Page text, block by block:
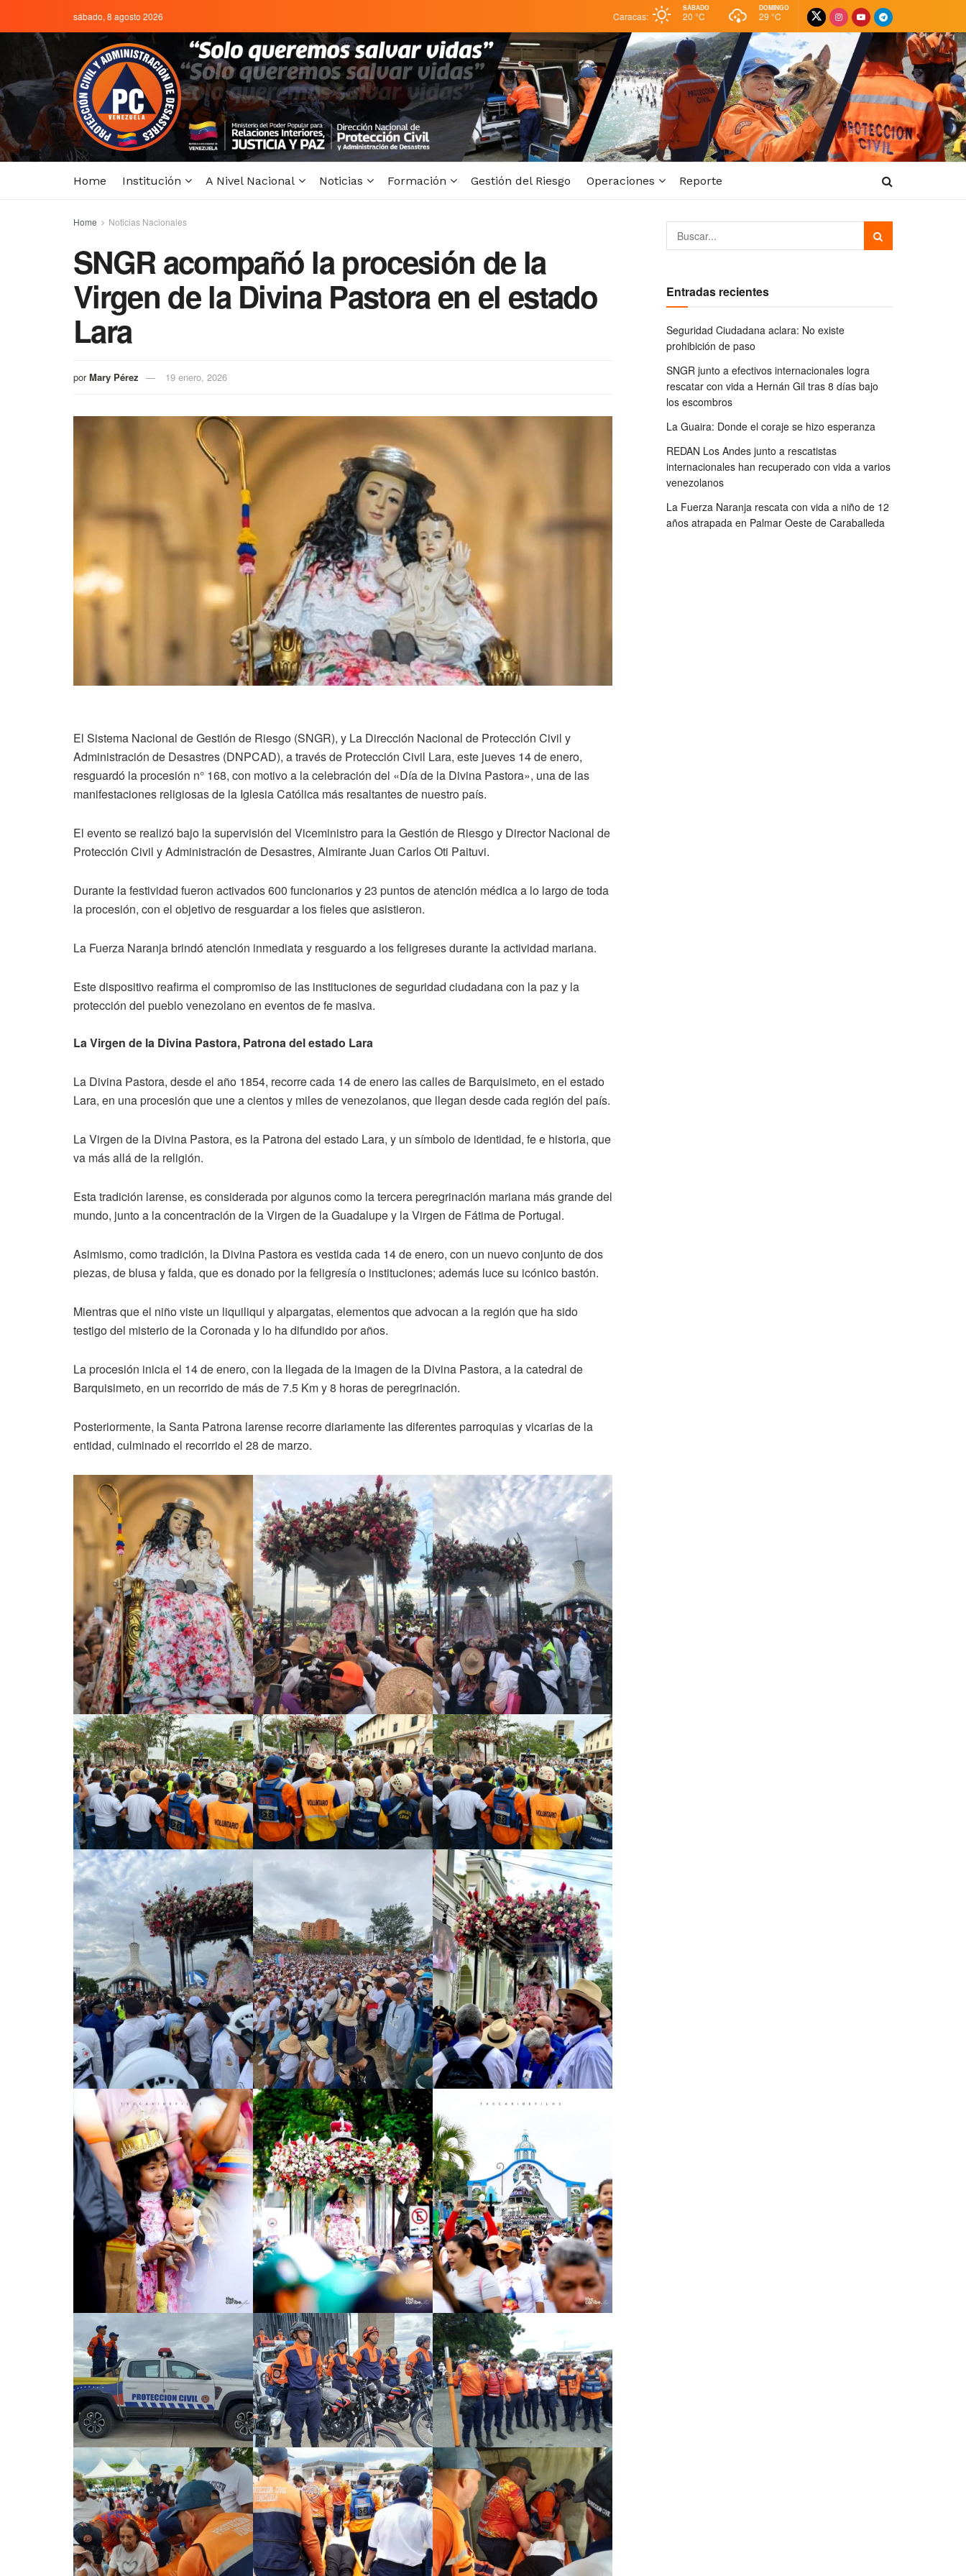
sábado, 8 agosto 2026 Caracas:
SÁBADO
20 °C
DOMINGO
29 °C
Home Institución A Nivel Nacional Noticias Formación Gestión del Riesgo Operaciones Reporte
Home Noticias Nacionales
SNGR acompañó la procesión de la
Virgen de la Divina Pastora en el estado
Lara
por Mary Pérez 19 enero, 2026
El Sistema Nacional de Gestión de Riesgo (SNGR), y La Dirección Nacional de Protección Civil y
Administración de Desastres (DNPCAD), a través de Protección Civil Lara, este jueves 14 de enero,
resguardó la procesión n° 168, con motivo a la celebración del «Día de la Divina Pastora», una de las
manifestaciones religiosas de la Iglesia Católica más resaltantes de nuestro país.
El evento se realizó bajo la supervisión del Viceministro para la Gestión de Riesgo y Director Nacional de
Protección Civil y Administración de Desastres, Almirante Juan Carlos Oti Paituvi.
Durante la festividad fueron activados 600 funcionarios y 23 puntos de atención médica a lo largo de toda
la procesión, con el objetivo de resguardar a los fieles que asistieron.
La Fuerza Naranja brindó atención inmediata y resguardo a los feligreses durante la actividad mariana.
Este dispositivo reafirma el compromiso de las instituciones de seguridad ciudadana con la paz y la
protección del pueblo venezolano en eventos de fe masiva.
La Virgen de la Divina Pastora, Patrona del estado Lara
La Divina Pastora, desde el año 1854, recorre cada 14 de enero las calles de Barquisimeto, en el estado
Lara, en una procesión que une a cientos y miles de venezolanos, que llegan desde cada región del país.
La Virgen de la Divina Pastora, es la Patrona del estado Lara, y un símbolo de identidad, fe e historia, que
va más allá de la religión.
Esta tradición larense, es considerada por algunos como la tercera peregrinación mariana más grande del
mundo, junto a la concentración de la Virgen de la Guadalupe y la Virgen de Fátima de Portugal.
Asimismo, como tradición, la Divina Pastora es vestida cada 14 de enero, con un nuevo conjunto de dos
piezas, de blusa y falda, que es donado por la feligresía o instituciones; además luce su icónico bastón.
Mientras que el niño viste un liquiliqui y alpargatas, elementos que advocan a la región que ha sido
testigo del misterio de la Coronada y lo ha difundido por años.
La procesión inicia el 14 de enero, con la llegada de la imagen de la Divina Pastora, a la catedral de
Barquisimeto, en un recorrido de más de 7.5 Km y 8 horas de peregrinación.
Posteriormente, la Santa Patrona larense recorre diariamente las diferentes parroquias y vicarias de la
entidad, culminado el recorrido el 28 de marzo.
Entradas recientes
Seguridad Ciudadana aclara: No existe
prohibición de paso
SNGR junto a efectivos internacionales logra
rescatar con vida a Hernán Gil tras 8 días bajo
los escombros
La Guaira: Donde el coraje se hizo esperanza
REDAN Los Andes junto a rescatistas
internacionales han recuperado con vida a varios
venezolanos
La Fuerza Naranja rescata con vida a niño de 12
años atrapada en Palmar Oeste de Caraballeda